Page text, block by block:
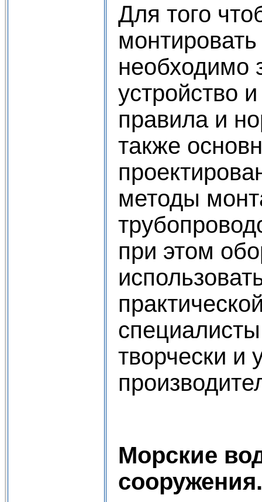
Для того
необходимо
устройство
правила и
также
методы
при этом
творчески и
Морские
сооружения.